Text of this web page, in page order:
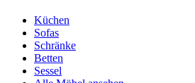
Küchen
Sofas
Schränke
Betten
Sessel